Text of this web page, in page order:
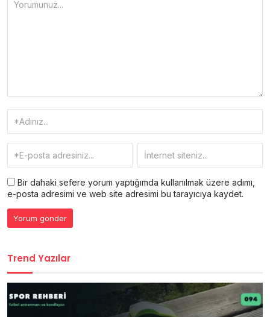
Bir dahaki sefere yorum yaptığımda kullanılmak üzere adımı,
e-posta adresimi ve web site adresimi bu tarayıcıya kaydet.
Trend Yazılar